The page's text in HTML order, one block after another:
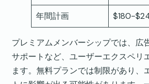
年間計画 $180-
プレミアムメンバーシップでは、広
サポートなど、ユーザーエクスペリ
ます。無料プランでは制限があり、